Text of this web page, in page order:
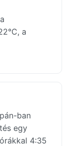
a
ban
egy
4:35